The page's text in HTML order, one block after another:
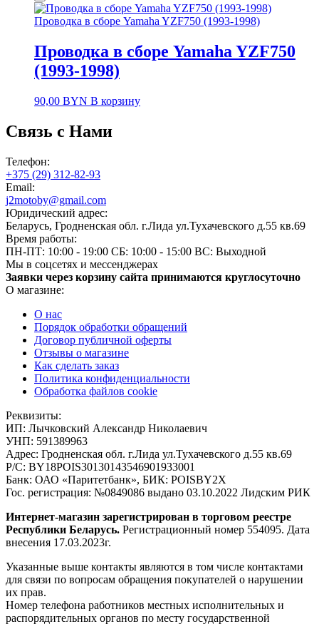
Проводка в сборе Yamaha YZF750 (1993-1998)
Проводка в сборе Yamaha YZF750
(1993-1998)
90,00 BYN В корзину
Связь с Нами
Телефон:
+375 (29) 312-82-93
Email:
j2motoby@gmail.com
Юридический адрес:
Беларусь, Гродненская обл. г.Лида ул.Тухачевского д.55 кв.69
Время работы:
ПН-ПТ: 10:00 - 19:00 СБ: 10:00 - 15:00 ВС: Выходной
Мы в соцсетях и мессенджерах
Заявки через корзину сайта принимаются круглосуточно
О магазине:
О нас
Порядок обработки обращений
Договор публичной оферты
Отзывы о магазине
Как сделать заказ
Политика конфиденциальности
Обработка файлов cookie
Реквизиты:
ИП: Лычковский Александр Николаевич
УНП: 591389963
Адрес: Гродненская обл. г.Лида ул.Тухачевского д.55 кв.69
Р/С: BY18POIS30130143546901933001
Банк: ОАО «Паритетбанк», БИК: POISBY2X
Гос. регистрация: №0849086 выдано 03.10.2022 Лидским РИК
Интернет-магазин зарегистрирован в торговом реестре
Республики Беларусь. Регистрационный номер 554095. Дата
внесения 17.03.2023г.
Указанные выше контакты являются в том числе контактами
для связи по вопросам обращения покупателей о нарушении
их прав.
Номер телефона работников местных исполнительных и
распорядительных органов по месту государственной